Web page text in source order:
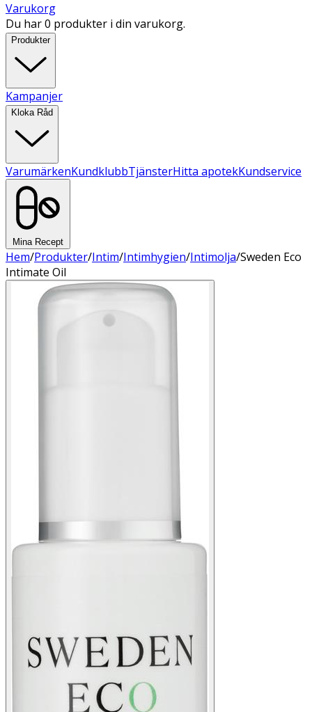
Varukorg
Du har 0 produkter i din varukorg.
Produkter
Kampanjer
Kloka Råd
VarumärkenKundklubbTjänsterHitta apotekKundservice
Mina Recept
Hem/Produkter/Intim/Intimhygien/Intimolja/Sweden Eco
Intimate Oil